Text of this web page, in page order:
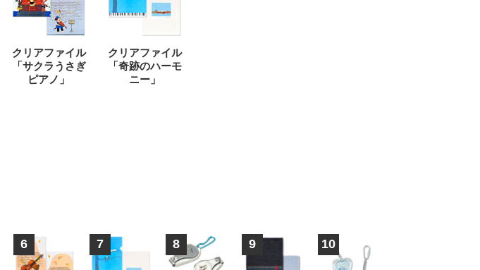
クリアファイル
「サクラうさぎ
ピアノ」
クリアファイル
「奇跡のハーモ
ニー」
6 7 8 9 10